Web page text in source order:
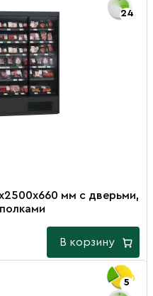
24
мм с дверьми,
В корзину
5